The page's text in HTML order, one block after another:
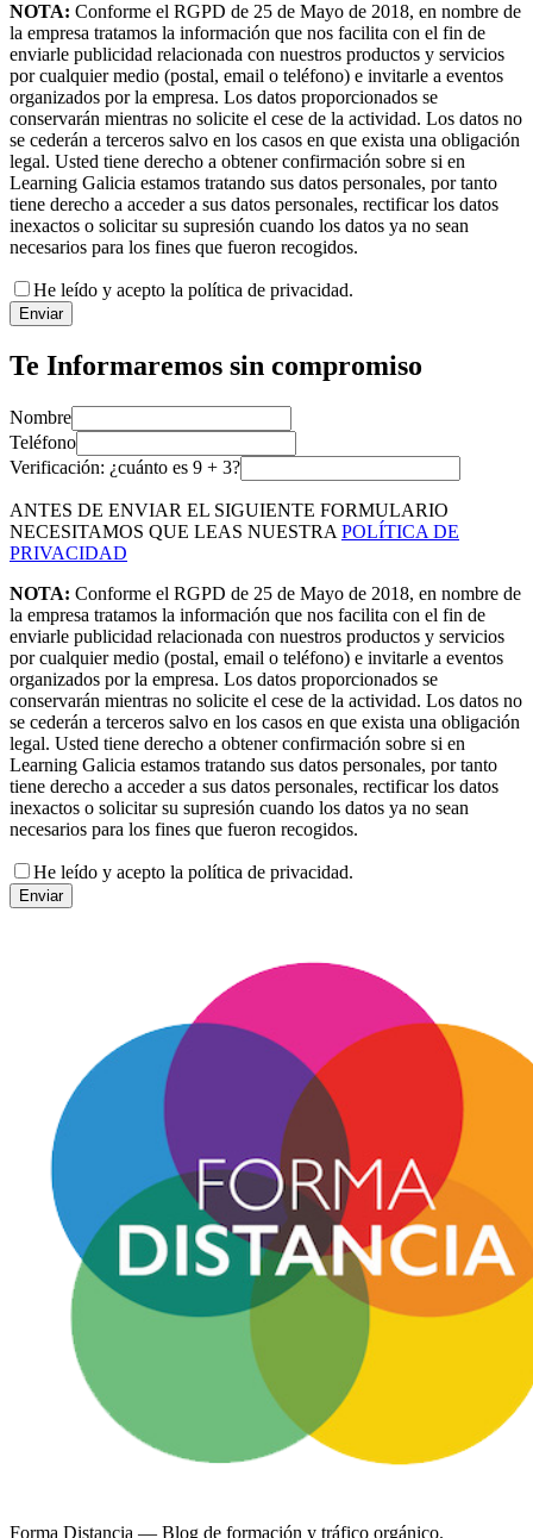
NOTA: Conforme el RGPD de 25 de Mayo de 2018, en nombre de
la empresa tratamos la información que nos facilita con el fin de
enviarle publicidad relacionada con nuestros productos y servicios
por cualquier medio (postal, email o teléfono) e invitarle a eventos
organizados por la empresa. Los datos proporcionados se
conservarán mientras no solicite el cese de la actividad. Los datos no
se cederán a terceros salvo en los casos en que exista una obligación
legal. Usted tiene derecho a obtener confirmación sobre si en
Learning Galicia estamos tratando sus datos personales, por tanto
tiene derecho a acceder a sus datos personales, rectificar los datos
inexactos o solicitar su supresión cuando los datos ya no sean
necesarios para los fines que fueron recogidos.
He leído y acepto la política de privacidad.
Enviar
Te Informaremos sin compromiso
Nombre
Teléfono
Verificación: ¿cuánto es 9 + 3?
ANTES DE ENVIAR EL SIGUIENTE FORMULARIO
NECESITAMOS QUE LEAS NUESTRA POLÍTICA DE
PRIVACIDAD
NOTA: Conforme el RGPD de 25 de Mayo de 2018, en nombre de
la empresa tratamos la información que nos facilita con el fin de
enviarle publicidad relacionada con nuestros productos y servicios
por cualquier medio (postal, email o teléfono) e invitarle a eventos
organizados por la empresa. Los datos proporcionados se
conservarán mientras no solicite el cese de la actividad. Los datos no
se cederán a terceros salvo en los casos en que exista una obligación
legal. Usted tiene derecho a obtener confirmación sobre si en
Learning Galicia estamos tratando sus datos personales, por tanto
tiene derecho a acceder a sus datos personales, rectificar los datos
inexactos o solicitar su supresión cuando los datos ya no sean
necesarios para los fines que fueron recogidos.
He leído y acepto la política de privacidad.
Enviar
Forma Distancia — Blog de formación y tráfico orgánico.